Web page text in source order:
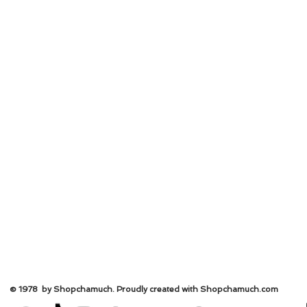
© 1978 by Shopchamuch. Proudly created with Shopchamuch.com